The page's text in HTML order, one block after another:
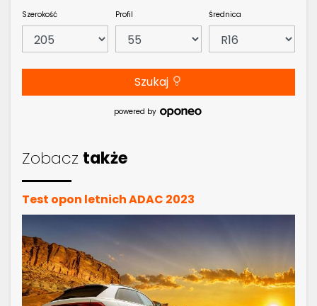
Szerokość Profil Średnica
Szukaj
powered by
Zobacz także
Test opon letnich ADAC 2023